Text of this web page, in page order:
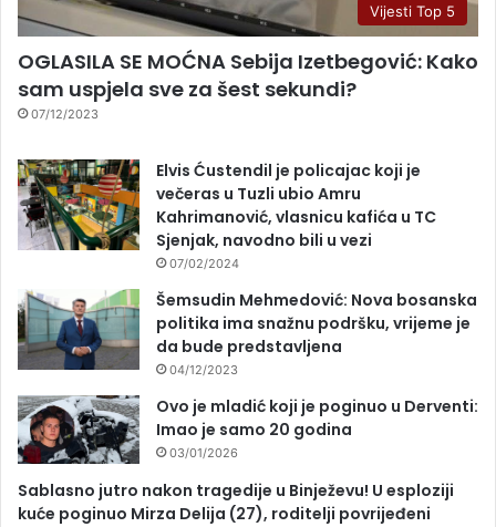
Vijesti Top 5
OGLASILA SE MOĆNA Sebija Izetbegović: Kako
sam uspjela sve za šest sekundi?
07/12/2023
Elvis Ćustendil je policajac koji je
večeras u Tuzli ubio Amru
Kahrimanović, vlasnicu kafića u TC
Sjenjak, navodno bili u vezi
07/02/2024
Šemsudin Mehmedović: Nova bosanska
politika ima snažnu podršku, vrijeme je
da bude predstavljena
04/12/2023
Ovo je mladić koji je poginuo u Derventi:
Imao je samo 20 godina
03/01/2026
Sablasno jutro nakon tragedije u Binježevu! U esploziji
kuće poginuo Mirza Delija (27), roditelji povrijeđeni